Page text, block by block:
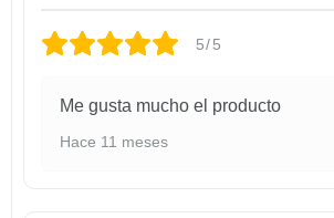
5/5
Me gusta mucho el producto
Hace 11 meses